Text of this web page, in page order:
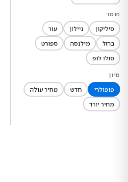
חומר
סיליקון ניילון
עור
ברזל
מילנסה
ספורט
סולו לופ
מיון
פופולרי חדש
מחיר עולה
מחיר יורד